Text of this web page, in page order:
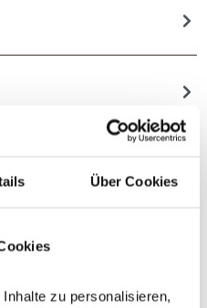
Über Cookies
zu personalisieren,
Frage zum Artikel